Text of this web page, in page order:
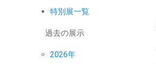
特別展一覧
過去の展示
2026年